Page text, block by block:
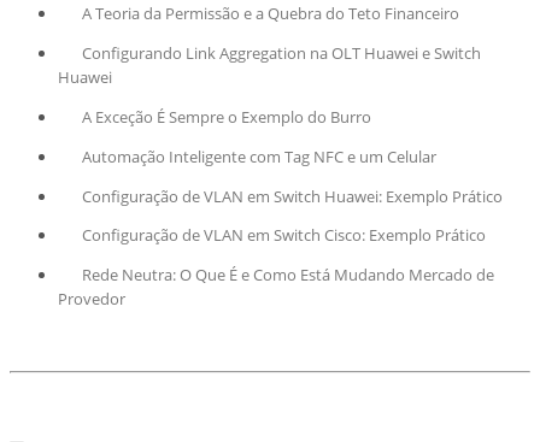
A Teoria da Permissão e a Quebra do Teto Financeiro
Configurando Link Aggregation na OLT Huawei e Switch
Huawei
A Exceção É Sempre o Exemplo do Burro
Automação Inteligente com Tag NFC e um Celular
Configuração de VLAN em Switch Huawei: Exemplo Prático
Configuração de VLAN em Switch Cisco: Exemplo Prático
Rede Neutra: O Que É e Como Está Mudando Mercado de
Provedor